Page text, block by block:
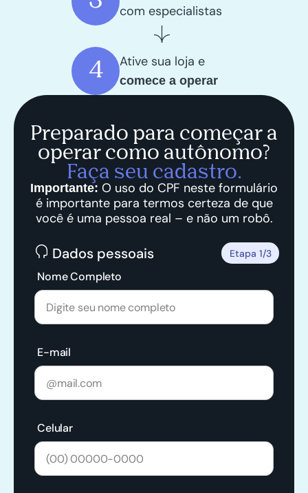
com especialistas
Ative sua loja e
comece a operar
Preparado para começar a
operar como autônomo?
Faça seu cadastro.
Importante: O uso do CPF neste formulário
é importante para termos certeza de que
você é uma pessoa real – e não um robô.
Dados pessoais Etapa 1/3
Nome Completo
E-mail
Celular